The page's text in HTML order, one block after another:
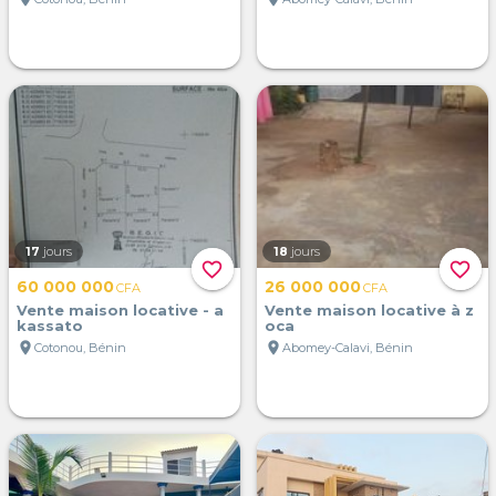
favorite_border
17 jours
60 000 000CFA
Vente maison locative - a
kassato
location_on Cotonou, Bénin
favorite_border
18 jours
26 000 000CFA
Vente maison locative à z
oca
location_on Abomey-Calavi, Bénin